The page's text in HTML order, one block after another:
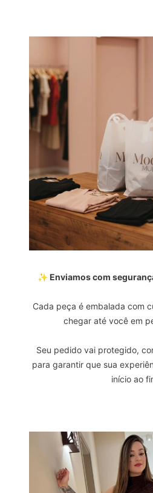
✨ Enviamos com
Cada peça é embalada com
chegar até você em
Seu pedido vai protegido,
para garantir que sua
início ao